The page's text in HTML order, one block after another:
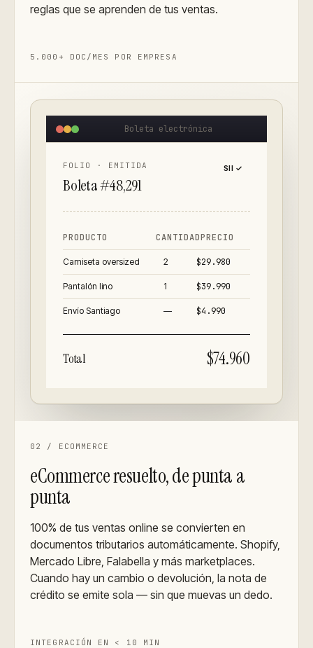
reglas que se aprenden de tus ventas.
5.000+ DOC/MES POR EMPRESA
Boleta electrónica
FOLIO · EMITIDA
Boleta #48,291
SII ✓
PRODUCTO CANTIDADPRECIO
Camiseta oversized 2 $29.980
Pantalón lino 1 $39.990
Envío Santiago — $4.990
Total $74.960
02 / ECOMMERCE
eCommerce resuelto, de punta a
punta
100% de tus ventas online se convierten en
documentos tributarios automáticamente. Shopify,
Mercado Libre, Falabella y más marketplaces.
Cuando hay un cambio o devolución, la nota de
crédito se emite sola — sin que muevas un dedo.
INTEGRACIÓN EN < 10 MIN